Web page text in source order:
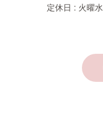
定休日 : 火曜